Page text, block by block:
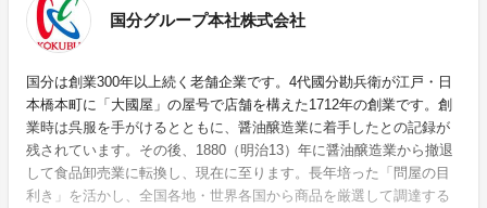
国分グループ本社株式会社
国分は創業300年以上続く老舗企業です。4代國分勘兵衛が江戸・日
本橋本町に「大國屋」の屋号で店舗を構えた1712年の創業です。創
業時は呉服を手がけるとともに、醤油醸造業に着手したとの記録が
残されています。その後、1880（明治13）年に醤油醸造業から撤退
して食品卸売業に転換し、現在に至ります。長年培った「問屋の目
利き」を活かし、全国各地・世界各国から商品を厳選して調達する